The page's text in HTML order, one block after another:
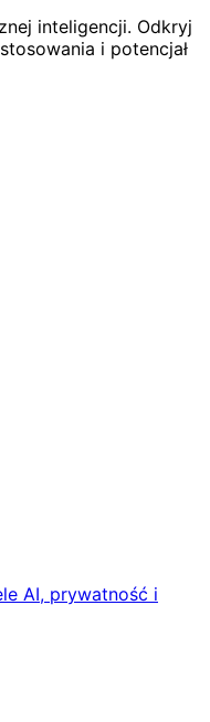
inteligencji. Odkryj
i potencjał
AI, prywatność i